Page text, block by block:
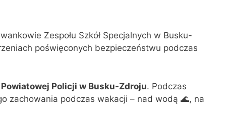
Zespołu Szkół Specjalnych w Busku-
poświęconych bezpieczeństwu podczas
Policji w Busku-Zdroju. Podczas
zachowania podczas wakacji – nad wodą 🌊, na